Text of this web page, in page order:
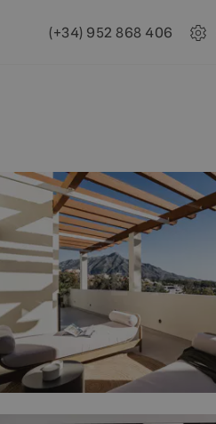
(+34) 952 868 406